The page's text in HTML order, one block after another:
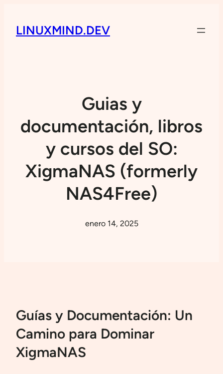
LINUXMIND.DEV
Guias y
documentación, libros
y cursos del SO:
XigmaNAS (formerly
NAS4Free)
enero 14, 2025
Guías y Documentación: Un
Camino para Dominar
XigmaNAS